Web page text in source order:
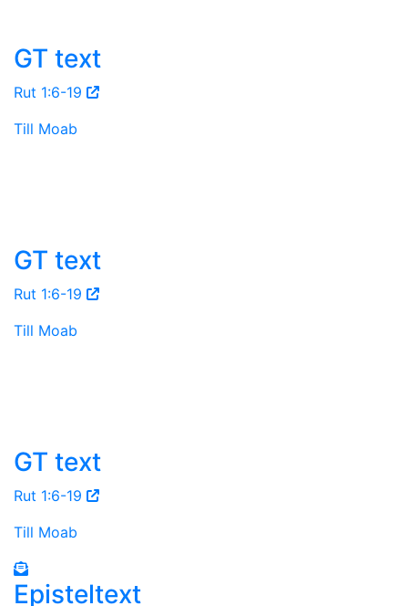
GT text
Rut 1:6-19
Till Moab
GT text
Rut 1:6-19
Till Moab
GT text
Rut 1:6-19
Till Moab
Episteltext